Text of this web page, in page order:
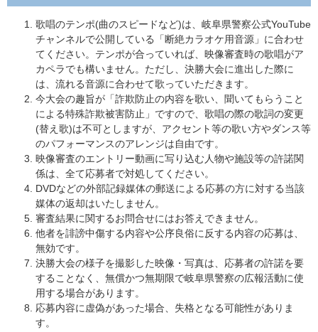
歌唱のテンポ(曲のスピードなど)は、岐阜県警察公式YouTube
チャンネルで公開している「断絶カラオケ用音源」に合わせ
てください。テンポが合っていれば、映像審査時の歌唱がア
カペラでも構いません。ただし、決勝大会に進出した際に
は、流れる音源に合わせて歌っていただきます。
今大会の趣旨が「詐欺防止の内容を歌い、聞いてもらうこと
による特殊詐欺被害防止」ですので、歌唱の際の歌詞の変更
(替え歌)は不可としますが、アクセント等の歌い方やダンス等
のパフォーマンスのアレンジは自由です。
映像審査のエントリー動画に写り込む人物や施設等の許諾関
係は、全て応募者で対処してください。
DVDなどの外部記録媒体の郵送による応募の方に対する当該
媒体の返却はいたしません。
審査結果に関するお問合せにはお答えできません。
他者を誹謗中傷する内容や公序良俗に反する内容の応募は、
無効です。
決勝大会の様子を撮影した映像・写真は、応募者の許諾を要
することなく、無償かつ無期限で岐阜県警察の広報活動に使
用する場合があります。
応募内容に虚偽があった場合、失格となる可能性がありま
す。